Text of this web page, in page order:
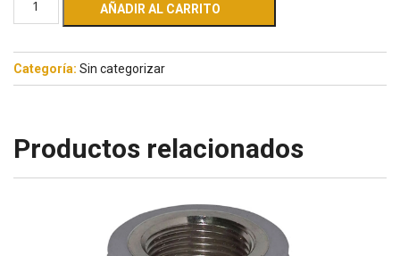
AÑADIR AL CARRITO
Categoría: Sin categorizar
Productos relacionados